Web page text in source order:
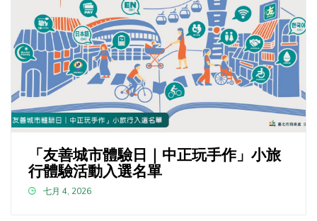
「友善城市體驗日｜中正玩手作」小旅
行體驗活動入選名單
七月 4, 2026